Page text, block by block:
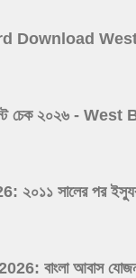
Download
লিস্ট চেক
সালের পর ইস্যুকৃত
আবাস